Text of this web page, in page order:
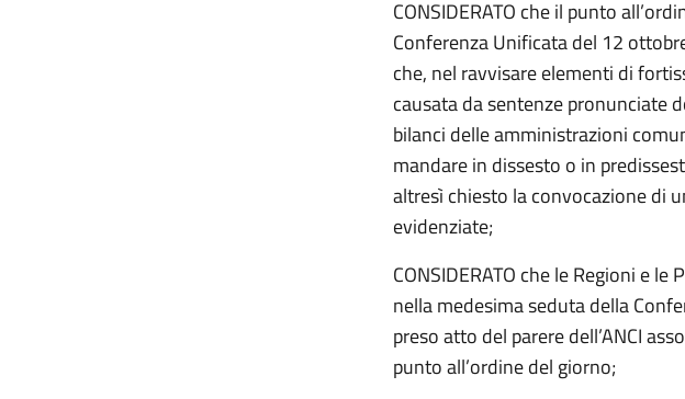
CONSIDERATO che il punto
Conferenza Unificata del 12
che, nel ravvisare elementi di
causata da sentenze pronunciate
bilanci delle amministrazioni
mandare in dissesto o in
altresì chiesto la convocazione di
evidenziate;
CONSIDERATO che le Regioni e
nella medesima seduta della
preso atto del parere dell’ANCI
punto all’ordine del giorno;